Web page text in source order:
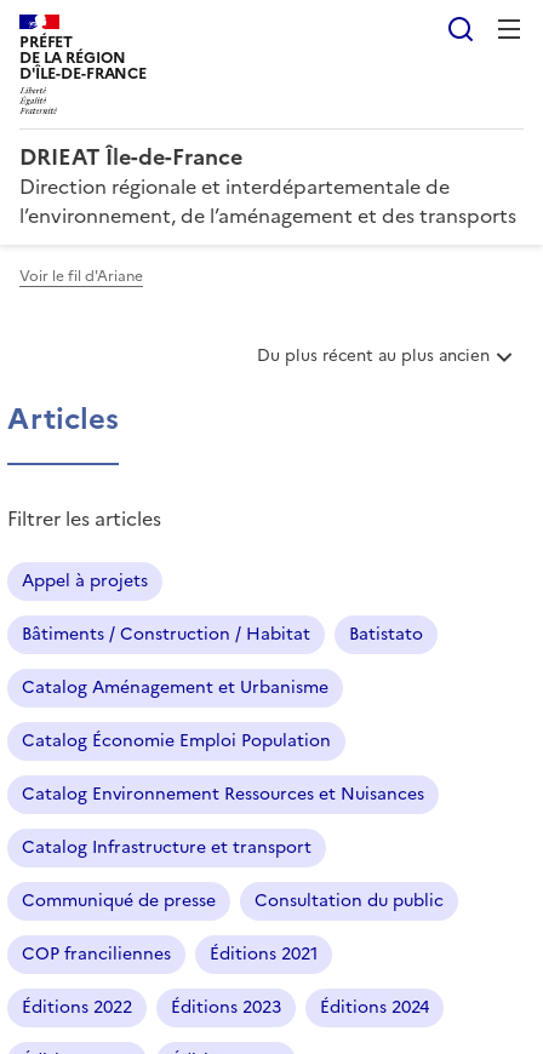
PRÉFET
DE LA RÉGION
D'ÎLE-DE-FRANCE
DRIEAT Île-de-France
Direction régionale et interdépartementale de
l’environnement, de l’aménagement et des transports
Voir le fil d'Ariane
T
i
c
l
e
s
Du plus récent au plus ancien
Articles
Filtrer les articles
Appel à projets
Bâtiments / Construction / Habitat Batistato
Catalog Aménagement et Urbanisme
Catalog Économie Emploi Population
Catalog Environnement Ressources et Nuisances
Catalog Infrastructure et transport
Communiqué de presse Consultation du public
COP franciliennes Éditions 2021
Éditions 2022 Éditions 2023 Éditions 2024